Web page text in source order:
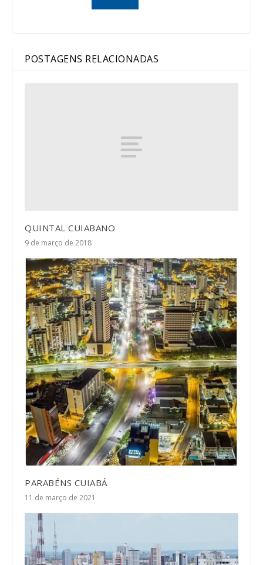
POSTAGENS RELACIONADAS
QUINTAL CUIABANO
9 de março de 2018
PARABÉNS CUIABÁ
11 de março de 2021